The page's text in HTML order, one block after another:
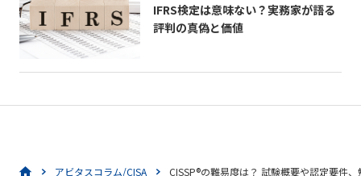
IFRS検定は意味ない？実務家が語る
評判の真偽と価値
アビタスコラム/CISA CISSP®の難易度は？ 試験概要や認定要件